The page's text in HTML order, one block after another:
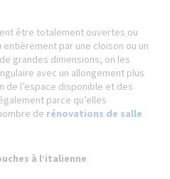
être totalement ouvertes ou
par une cloison ou un
grandes dimensions, on les
avec un allongement plus
de l’espace disponible et des
parce qu’elles
de rénovations de salle
à l’italienne